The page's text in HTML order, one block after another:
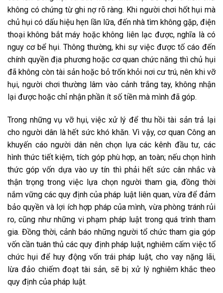
không có chứng từ ghi nợ rõ ràng. Khi người chơi hốt hụi mà
chủ hụi có dấu hiệu hẹn lần lữa, đến nhà tìm không gặp, điện
thoại không bắt máy hoặc không liên lạc được, nghĩa là có
nguy cơ bể hụi. Thông thường, khi sự việc được tố cáo đến
chính quyền địa phương hoặc cơ quan chức năng thì chủ hụi
đã không còn tài sản hoặc bỏ trốn khỏi nơi cư trú, nên khi vỡ
hụi, người chơi thường lâm vào cảnh trắng tay, không nhận
lại được hoặc chỉ nhận phần ít số tiền mà mình đã góp.
Trong những vụ vỡ hụi, việc xử lý để thu hồi tài sản trả lại
cho người dân là hết sức khó khăn. Vì vậy, cơ quan Công an
khuyến cáo người dân nên chọn lựa các kênh đầu tư, các
hình thức tiết kiệm, tích góp phù hợp, an toàn; nếu chọn hình
thức góp vốn dựa vào uy tín thì phải hết sức cân nhắc và
thận trọng trong việc lựa chọn người tham gia, đồng thời
nắm vững các quy định của pháp luật liên quan, vừa để đảm
bảo quyền và lợi ích hợp pháp của mình, vừa phòng tránh rủi
ro, cũng như những vi phạm pháp luật trong quá trình tham
gia. Đồng thời, cảnh báo những người tổ chức tham gia góp
vốn cần tuân thủ các quy định pháp luật, nghiêm cấm việc tổ
chức hụi để huy động vốn trái pháp luật, cho vay nặng lãi,
lừa đảo chiếm đoạt tài sản, sẽ bị xử lý nghiêm khắc theo
quy định của pháp luật.